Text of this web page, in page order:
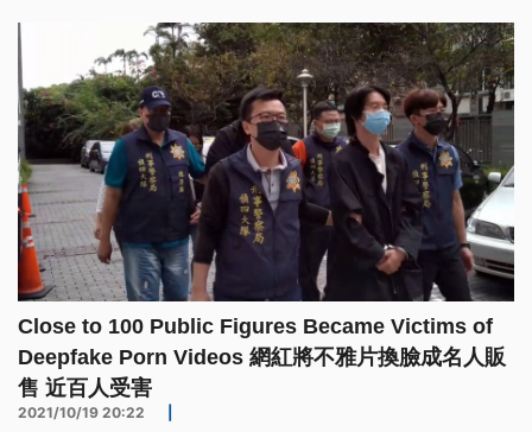
Close to 100 Public Figures Became Victims of
Deepfake Porn Videos 網紅將不雅片換臉成名人販
售 近百人受害
2021/10/19 20:22